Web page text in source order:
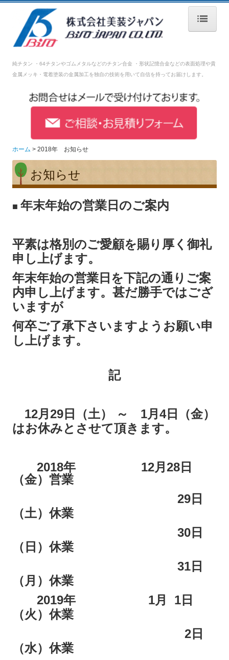
ホーム
会社案内
募集要項【生産技術】
募集要項【生産管理】
募集要項【メッキ分析の研究員】
お問い合わせ
2026年 営業カレンダー
純チタン ・64チタンやゴムメタルなどのチタン合金 ・形状記憶合金などの表面処理や貴
金属メッキ・電着塗装の金属加工を独自の技術を用いて自信を持ってお届けします。
ホーム 2018年 お知らせ
お知らせ
■年末年始の営業日のご案内
平素は格別のご愛顧を賜り厚く御礼
申し上げます。
年末年始の営業日を下記の通りご案
内申し上げます。甚だ勝手ではござ
いますが
何卒ご了承下さいますようお願い申
し上げます。
記
12月29日（土） ～ 1月4日（金）
はお休みとさせて頂きます。
2018年 12月28日
（金）営業
29日
（土）休業
30日
（日）休業
31日
（月）休業
2019年 1月 1日
（火）休業
2日
（水）休業